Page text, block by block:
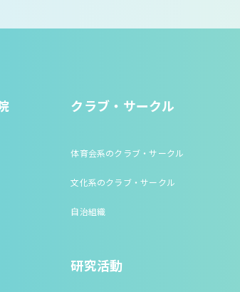
クラブ・サークル
体育会系のクラブ・サークル
文化系のクラブ・サークル
自治組織
研究活動